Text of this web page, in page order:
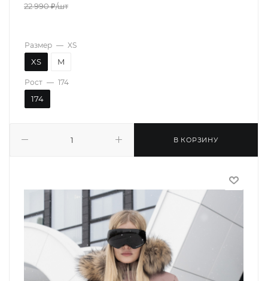
22 990₽/шт
В КОРЗИНУ
Размер — XS
XS M
Рост — 174
174